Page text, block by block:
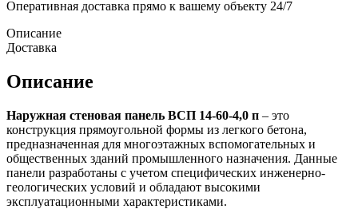
Оперативная доставка прямо к вашему объекту 24/7
Описание
Доставка
Описание
Наружная стеновая панель ВСП 14-60-4,0 п – это
конструкция прямоугольной формы из легкого бетона,
предназначенная для многоэтажных вспомогательных и
общественных зданий промышленного назначения. Данные
панели разработаны с учетом специфических инженерно-
геологических условий и обладают высокими
эксплуатационными характеристиками.